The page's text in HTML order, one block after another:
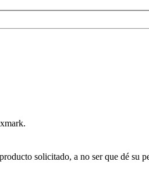
solicitado, a no ser que dé su